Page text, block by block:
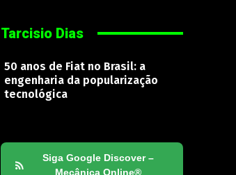
Tarcisio Dias
50 anos de Fiat no Brasil: a
engenharia da popularização
tecnológica
Siga Google Discover –
Mecânica Online®